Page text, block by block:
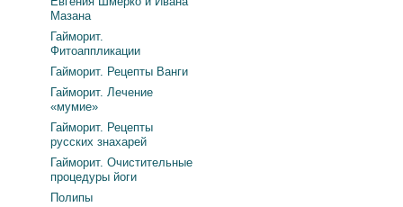
Мазана
Гайморит.
Фитоаппликации
Гайморит. Рецепты Ванги
Гайморит. Лечение
«мумие»
Гайморит. Рецепты
русских знахарей
Гайморит. Очистительные
процедуры йоги
Полипы